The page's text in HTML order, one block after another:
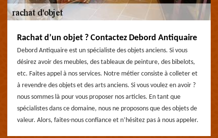
Rachat d’un objet ? Contactez Debord Antiquaire
Debord Antiquaire est un spécialiste des objets anciens. Si vous
désirez avoir des meubles, des tableaux de peinture, des bibelots,
etc. Faites appel à nos services. Notre métier consiste à colleter et
à revendre des objets et des arts anciens. Si vous voulez en avoir ?
nous sommes là pour vous proposer nos articles. En tant que
spécialistes dans ce domaine, nous ne proposons que des objets de
valeur. Alors, faites-nous confiance et n’hésitez pas à nous appeler.